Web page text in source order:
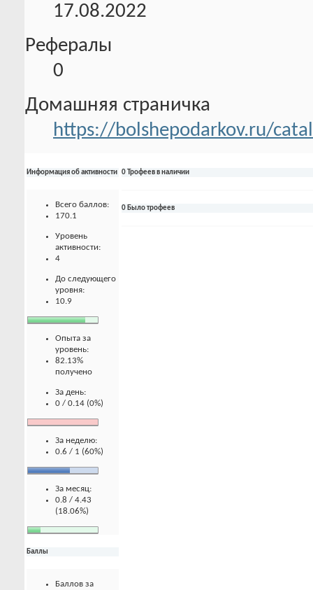
17.08.2022
Рефералы
0
Домашняя страничка
https://bolshepodarkov.ru/
Информация об активности
Всего баллов:
170.1
Уровень
активности:
4
До следующего
уровня:
10.9
Опыта за
уровень:
82.13%
получено
За день:
0 / 0.14 (0%)
За неделю:
0.6 / 1 (60%)
За месяц:
0.8 / 4.43
(18.06%)
Баллы
Баллов за
0 Трофеев в наличии
0 Было трофеев